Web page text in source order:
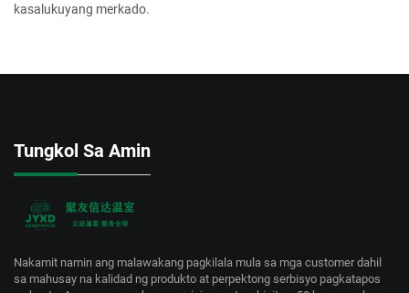
kasalukuyang merkado.
Tungkol Sa Amin
Nakamit namin ang malawakang pagkilala mula sa mga customer dahil
sa mahusay na kalidad ng produkto at perpektong serbisyo pagkatapos